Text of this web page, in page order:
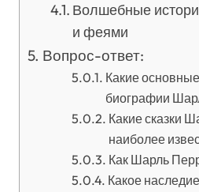
Волшебные
и феями
Вопрос-ответ:
Какие
биографии
Какие сказки
наиболее
Как Шарль
Какое